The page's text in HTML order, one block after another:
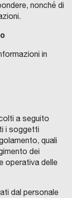
nonché di
in
a seguito
i soggetti
quali
dei
operativa delle
dal personale